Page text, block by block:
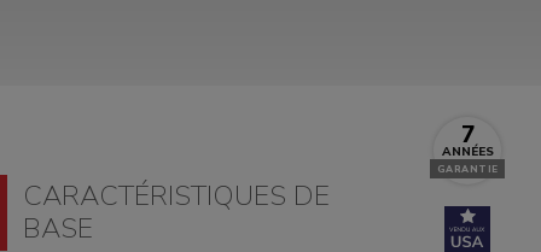
CARACTÉRISTIQUES DE
BASE
7
ANNÉES
GARANTIE